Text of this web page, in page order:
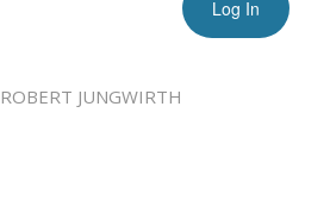
ROBERT JUNGWIRTH